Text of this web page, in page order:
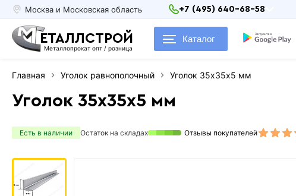
Москва и Московская область +7 (495) 640-68-58
ЕТАЛЛСТРОЙ
Металлопрокат опт / розница
Каталог
Главная Уголок равнополочный Уголок 35х35х5 мм
Уголок 35х35х5 мм
Есть в наличии Остаток на складах Отзывы покупателей